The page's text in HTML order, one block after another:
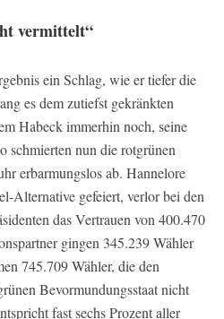
vermittelt“
ein Schlag, wie er tiefer die
es dem zutiefst gekränkten
Habeck immerhin noch, seine
schmierten nun die rotgrünen
erbarmungslos ab. Hannelore
Alternative gefeiert, verlor bei den
das Vertrauen von 400.470
gingen 345.239 Wähler
745.709 Wähler, die den
Bevormundungsstaat nicht
fast sechs Prozent aller